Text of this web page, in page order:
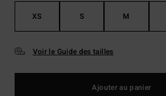
XS S M
Voir le Guide des tailles
Ajouter au panier